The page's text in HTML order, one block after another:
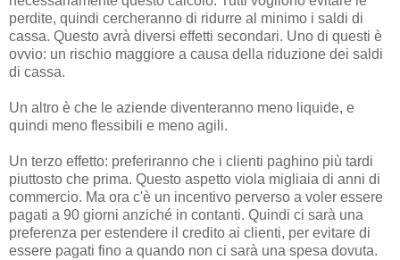
perdite, quindi cercheranno di ridurre al minimo i saldi di
cassa. Questo avrà diversi effetti secondari. Uno di questi è
ovvio: un rischio maggiore a causa della riduzione dei saldi
di cassa.
Un altro è che le aziende diventeranno meno liquide, e
quindi meno flessibili e meno agili.
Un terzo effetto: preferiranno che i clienti paghino più tardi
piuttosto che prima. Questo aspetto viola migliaia di anni di
commercio. Ma ora c'è un incentivo perverso a voler essere
pagati a 90 giorni anziché in contanti. Quindi ci sarà una
preferenza per estendere il credito ai clienti, per evitare di
essere pagati fino a quando non ci sarà una spesa dovuta.